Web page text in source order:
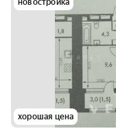
новостройка
хорошая цена